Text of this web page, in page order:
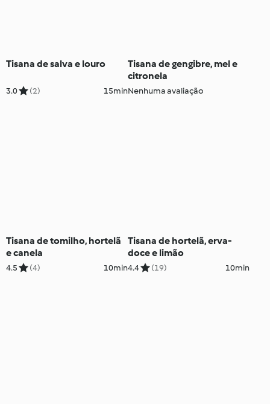
Tisana de salva e louro
3.0 (2) 15min
Tisana de gengibre, mel e
citronela
Nenhuma avaliação
Tisana de tomilho, hortelã
e canela
4.5 (4) 10min
Tisana de hortelã, erva-
doce e limão
4.4 (19) 10min